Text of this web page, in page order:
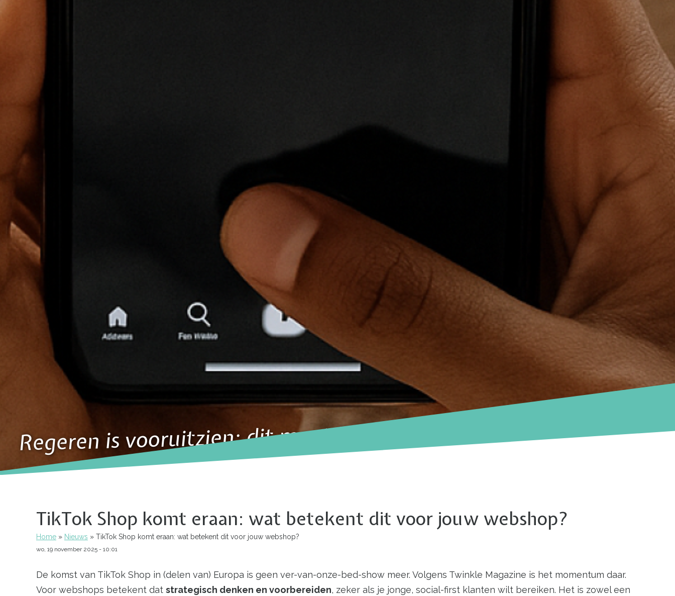
Regeren is vooruitzien: dit moet jij weten over TIkTok Shop
TikTok Shop komt eraan: wat betekent dit voor jouw webshop?
Kruimelpad
Home Nieuws TikTok Shop komt eraan: wat betekent dit voor jouw webshop?
wo, 19 november 2025 - 10:01
De komst van TikTok Shop in (delen van) Europa is geen ver-van-onze-bed-show meer. Volgens Twinkle Magazine is het momentum daar.
Voor webshops betekent dat strategisch denken en voorbereiden, zeker als je jonge, social-first klanten wilt bereiken. Het is zowel een